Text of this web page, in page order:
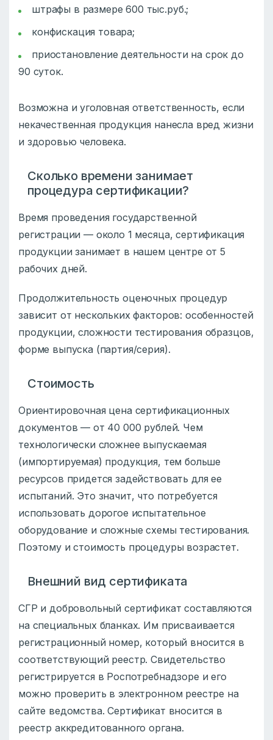
штрафы в размере 600 тыс.руб.;
конфискация товара;
приостановление деятельности на срок до
90 суток.
Возможна и уголовная ответственность, если
некачественная продукция нанесла вред жизни
и здоровью человека.
Сколько времени занимает
процедура сертификации?
Время проведения государственной
регистрации — около 1 месяца, сертификация
продукции занимает в нашем центре от 5
рабочих дней.
Продолжительность оценочных процедур
зависит от нескольких факторов: особенностей
продукции, сложности тестирования образцов,
форме выпуска (партия/серия).
Стоимость
Ориентировочная цена сертификационных
документов — от 40 000 рублей. Чем
технологически сложнее выпускаемая
(импортируемая) продукция, тем больше
ресурсов придется задействовать для ее
испытаний. Это значит, что потребуется
использовать дорогое испытательное
оборудование и сложные схемы тестирования.
Поэтому и стоимость процедуры возрастет.
Внешний вид сертификата
СГР и добровольный сертификат составляются
на специальных бланках. Им присваивается
регистрационный номер, который вносится в
соответствующий реестр. Свидетельство
регистрируется в Роспотребнадзоре и его
можно проверить в электронном реестре на
сайте ведомства. Сертификат вносится в
реестр аккредитованного органа.